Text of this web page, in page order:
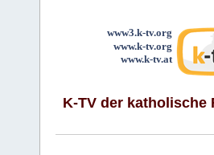
www3.k-tv.org
www.k-tv.org
www.k-tv.at
K-TV der katholische